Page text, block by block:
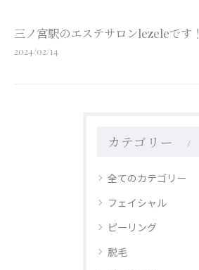
三ノ宮駅のエステサロンlezeleです！
2024/02/14
カテゴリー
全てのカテゴリー
フェイシャル
ピーリング
脱毛